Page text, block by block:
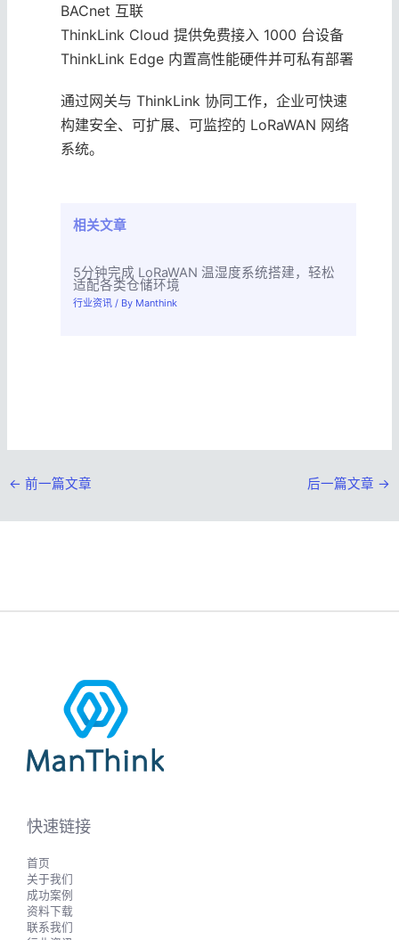
BACnet 互联
ThinkLink Cloud 提供免费接入 1000 台设备
ThinkLink Edge 内置高性能硬件并可私有部署
通过网关与 ThinkLink 协同工作，企业可快速
构建安全、可扩展、可监控的 LoRaWAN 网络
系统。
相关文章
5分钟完成 LoRaWAN 温湿度系统搭建，轻松
适配各类仓储环境
行业资讯/ By Manthink
← 前一篇文章 后一篇文章 →
快速链接
首页
关于我们
成功案例
资料下载
联系我们